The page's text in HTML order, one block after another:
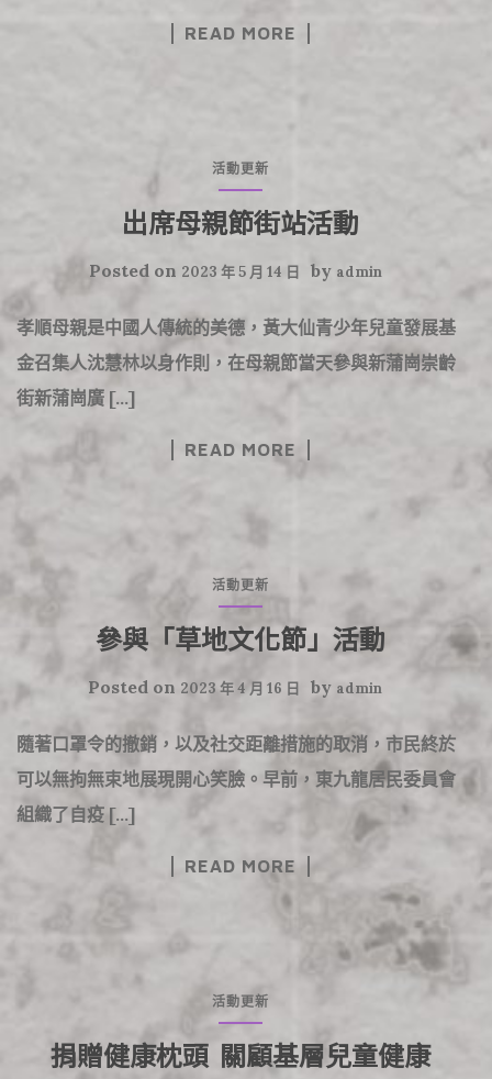
READ MORE
活動更新
出席母親節街站活動
Posted on 2023 年 5 月 14 日 by admin
孝順母親是中國人傳統的美德，黃大仙青少年兒童發展基
金召集人沈慧林以身作則，在母親節當天參與新蒲崗崇齡
街新蒲崗廣 […]
READ MORE
活動更新
參與「草地文化節」活動
Posted on 2023 年 4 月 16 日 by admin
隨著口罩令的撤銷，以及社交距離措施的取消，市民終於
可以無拘無束地展現開心笑臉。早前，東九龍居民委員會
組織了自疫 […]
READ MORE
活動更新
捐贈健康枕頭 關顧基層兒童健康